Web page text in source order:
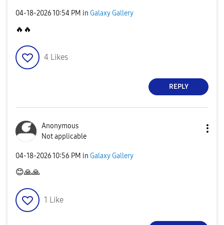
‎04-18-202610:54 PM in Galaxy Gallery
🔥 🔥
4 Likes
REPLY
Anonymous
Not applicable
‎04-18-202610:56 PM in Galaxy Gallery
😊🙏🙏
1 Like